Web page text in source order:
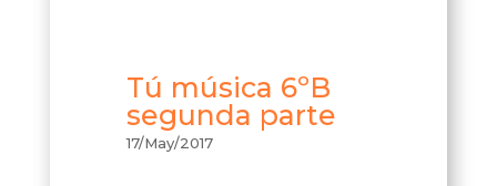
Tú música 6ºB
segunda parte
17/May/2017